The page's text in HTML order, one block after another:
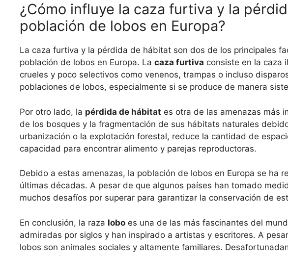
¿Cómo influye la caza furtiva y la
población de lobos en Europa?
La caza furtiva y la pérdida de hábitat son dos de los principales
población de lobos en Europa. La caza furtiva consiste en la caza
crueles y poco selectivos como venenos, trampas o incluso
poblaciones de lobos, especialmente si se produce de manera
Por otro lado, la pérdida de hábitat es otra de las amenazas más
de los bosques y la fragmentación de sus hábitats naturales
urbanización o la explotación forestal, reduce la cantidad de
capacidad para encontrar alimento y parejas reproductoras.
Debido a estas amenazas, la población de lobos en Europa se ha
últimas décadas. A pesar de que algunos países han tomado
muchos desafíos por superar para garantizar la conservación de
En conclusión, la raza lobo es una de las más fascinantes del
admiradas por siglos y han inspirado a artistas y escritores. A
lobos son animales sociales y altamente familiares.